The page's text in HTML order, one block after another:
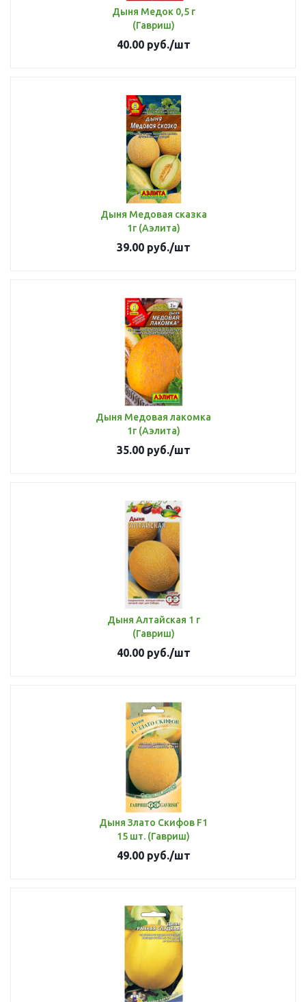
Дыня Медок 0,5 г
(Гавриш)
40.00руб./шт
Дыня Медовая сказка
1г (Аэлита)
39.00руб./шт
Дыня Медовая лакомка
1г (Аэлита)
35.00руб./шт
Дыня Алтайская 1 г
(Гавриш)
40.00руб./шт
Дыня Злато Скифов F1
15 шт. (Гавриш)
49.00руб./шт